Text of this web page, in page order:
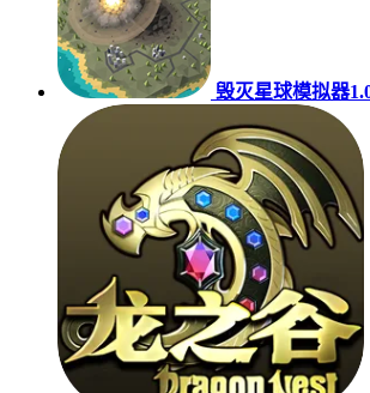
毁灭星球模拟器